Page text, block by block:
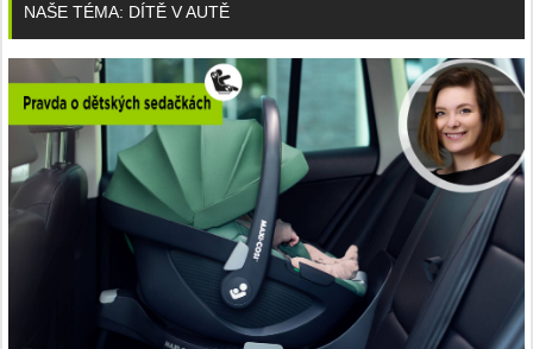
NAŠE TÉMA: DÍTĚ V AUTĚ